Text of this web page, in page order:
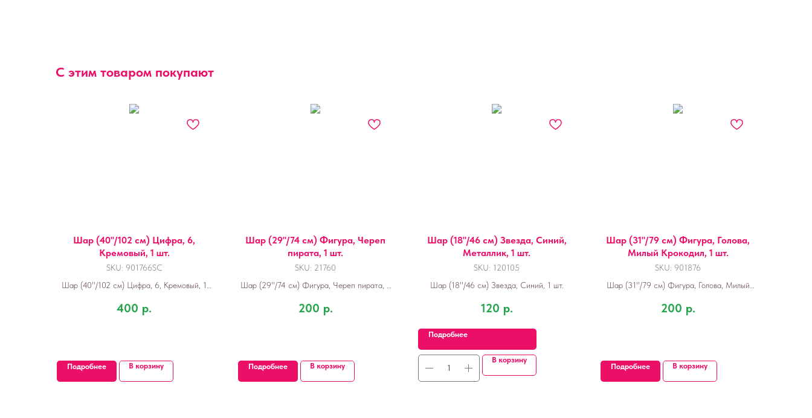
С этим товаром покупают
Шар (40''/102 см) Цифра, 6,
Кремовый, 1 шт.
SKU: 901766SC
Шар (40''/102 см) Цифра, 6, Кремовый, 1
400 р.
Подробнее В корзину
Шар (29''/74 см) Фигура, Череп
пирата, 1 шт.
SKU: 21760
Шар (29''/74 см) Фигура, Череп пирата, 1
200 р.
Подробнее В корзину
Шар (18''/46 см) Звезда, Синий,
Металлик, 1 шт.
SKU: 120105
Шар (18''/46 см) Звезда, Синий, 1 шт.
120 р.
Подробнее
В корзину
Шар (31''/79 см) Фигура, Голова,
Милый Крокодил, 1 шт.
SKU: 901876
Шар (31''/79 см) Фигура, Голова, Милый
200 р.
Подробнее В корзину